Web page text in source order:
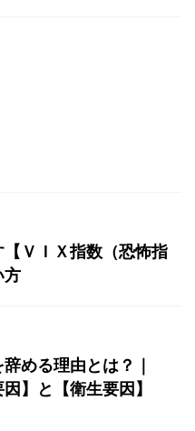
ＶＩＸ指数（恐怖指
方
める理由とは？｜
因】と【衛生要因】